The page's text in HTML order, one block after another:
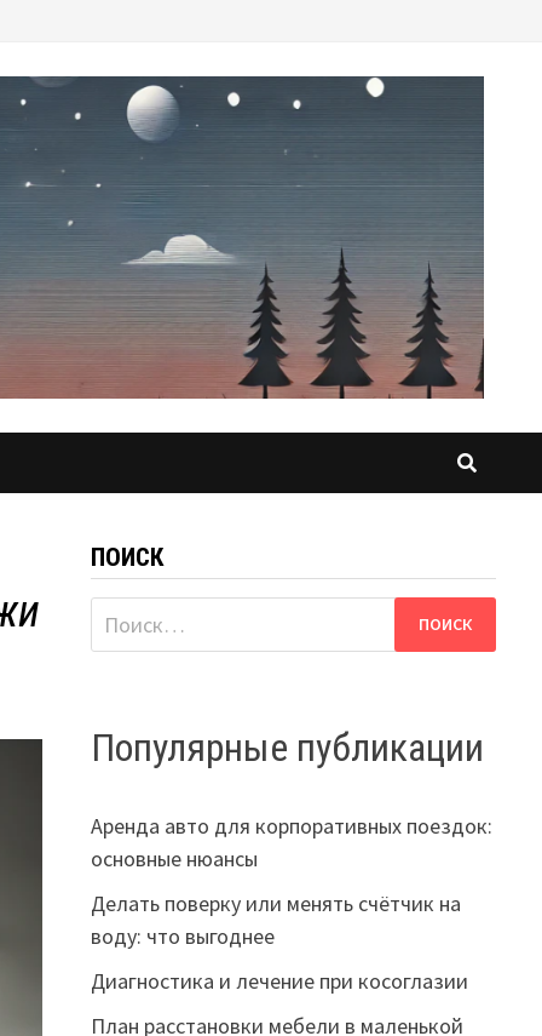
ПОИСК
Найти:
Популярные публикации
Аренда авто для корпоративных поездок:
основные нюансы
Делать поверку или менять счётчик на
воду: что выгоднее
Диагностика и лечение при косоглазии
План расстановки мебели в маленькой